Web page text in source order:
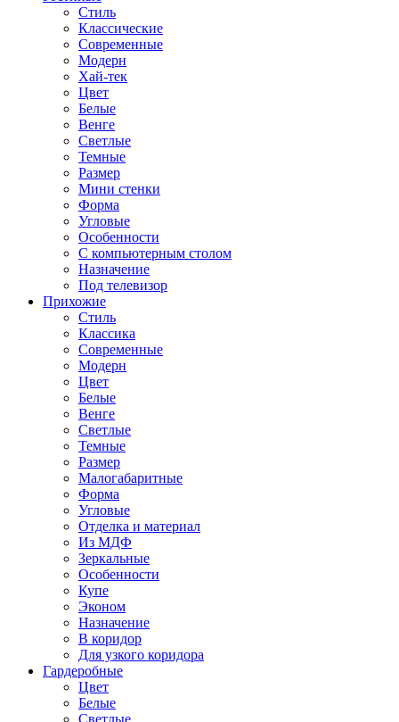
Стиль
Классические
Современные
Модерн
Хай-тек
Цвет
Белые
Венге
Светлые
Темные
Размер
Мини стенки
Форма
Угловые
Особенности
С компьютерным столом
Назначение
Под телевизор
Прихожие
Стиль
Классика
Современные
Модерн
Цвет
Белые
Венге
Светлые
Темные
Размер
Малогабаритные
Форма
Угловые
Отделка и материал
Из МДФ
Зеркальные
Особенности
Купе
Эконом
Назначение
В коридор
Для узкого коридора
Гардеробные
Цвет
Белые
Светлые